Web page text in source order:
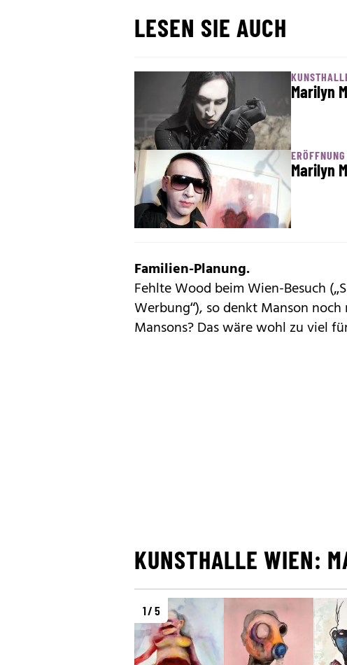
LESEN SIE AUCH
Marilyn
ERÖFFNUNG
Marilyn
Familien-Planung.
Fehlte Wood beim Wien-Besuch
Werbung“), so denkt Manson
Mansons? Das wäre wohl zu viel
KUNSTHALLE WIEN:
1 / 5